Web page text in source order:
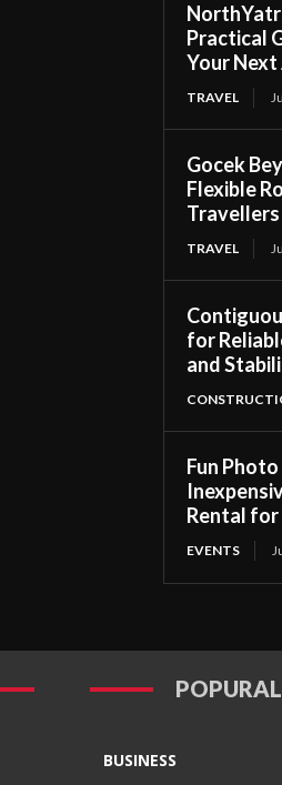
Practical
Your
TRAVEL
Gocek
Flexible
Travellers
TRAVEL
for
and
Fun
Rental
EVENTS
BUSINESS